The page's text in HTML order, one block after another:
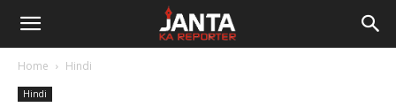
Janta
Home Hindi
Hindi